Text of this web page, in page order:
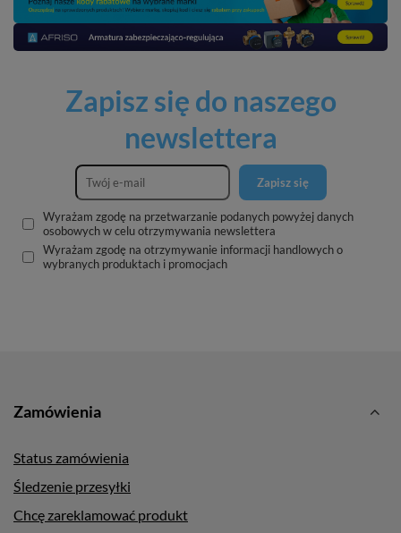
Zapisz się do naszego
newslettera
Zapisz się
Wyrażam zgodę na przetwarzanie podanych powyżej danych
osobowych w celu otrzymywania newslettera
Wyrażam zgodę na otrzymywanie informacji handlowych o
wybranych produktach i promocjach
Zamówienia
Status zamówienia
Śledzenie przesyłki
Chcę zareklamować produkt